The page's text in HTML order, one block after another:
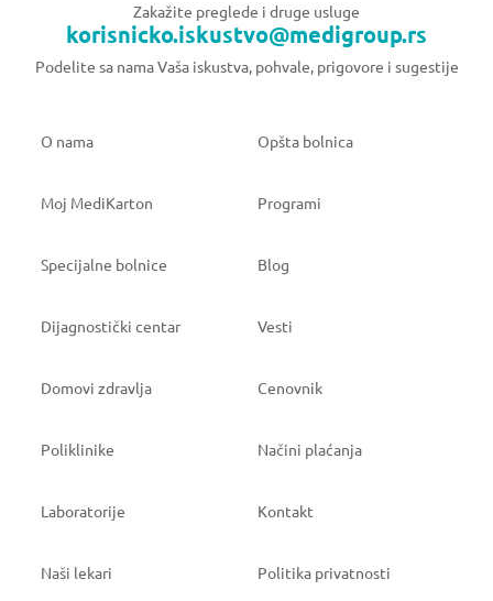
Zakažite preglede i druge usluge
korisnicko.iskustvo@medigroup.rs
Podelite sa nama Vaša iskustva, pohvale, prigovore i sugestije
O nama Opšta bolnica
Moj MediKarton Programi
Specijalne bolnice Blog
Dijagnostički centar Vesti
Domovi zdravlja Cenovnik
Poliklinike Načini plaćanja
Laboratorije Kontakt
Naši lekari Politika privatnosti